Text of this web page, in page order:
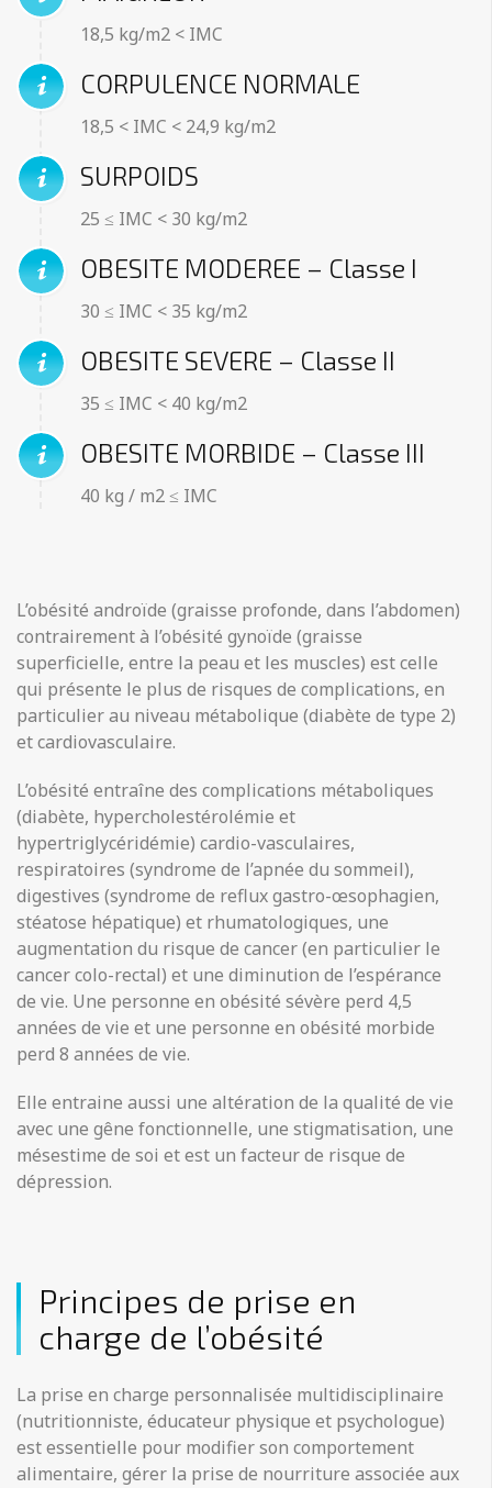
18,5 kg/m2 < IMC
CORPULENCE NORMALE
18,5 < IMC < 24,9 kg/m2
SURPOIDS
25 ≤ IMC < 30 kg/m2
OBESITE MODEREE – Classe I
30 ≤ IMC < 35 kg/m2
OBESITE SEVERE – Classe II
35 ≤ IMC < 40 kg/m2
OBESITE MORBIDE – Classe III
40 kg / m2 ≤ IMC
L’obésité androïde (graisse profonde, dans l’abdomen)
contrairement à l’obésité gynoïde (graisse
superficielle, entre la peau et les muscles) est celle
qui présente le plus de risques de complications, en
particulier au niveau métabolique (diabète de type 2)
et cardiovasculaire.
​L’obésité entraîne des complications métaboliques
(diabète, hypercholestérolémie et
hypertriglycéridémie) cardio-vasculaires,
respiratoires (syndrome de l’apnée du sommeil),
digestives (syndrome de reflux gastro-œsophagien,
stéatose hépatique) et rhumatologiques, une
augmentation du risque de cancer (en particulier le
cancer colo-rectal) et une diminution de l’espérance
de vie. Une personne en obésité sévère perd 4,5
années de vie et une personne en obésité morbide
perd 8 années de vie.
​Elle entraine aussi une altération de la qualité de vie
avec une gêne fonctionnelle, une stigmatisation, une
mésestime de soi et est un facteur de risque de
dépression.
Principes de prise en
charge de l’obésité
La prise en charge personnalisée multidisciplinaire
(nutritionniste, éducateur physique et psychologue)
est essentielle pour modifier son comportement
alimentaire, gérer la prise de nourriture associée aux